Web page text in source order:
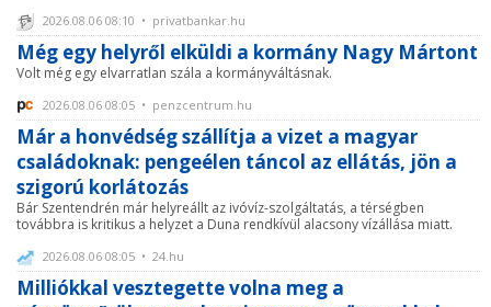
2026.08.06 08:10 • privatbankar.hu
Még egy helyről elküldi a kormány Nagy Mártont
Volt még egy elvarratlan szála a kormányváltásnak.
2026.08.06 08:05 • penzcentrum.hu
Már a honvédség szállítja a vizet a magyar
családoknak: pengeélen táncol az ellátás, jön a
szigorú korlátozás
Bár Szentendrén már helyreállt az ivóvíz-szolgáltatás, a térségben
továbbra is kritikus a helyzet a Duna rendkívül alacsony vízállása miatt.
2026.08.06 08:05 • 24.hu
Milliókkal vesztegette volna meg a